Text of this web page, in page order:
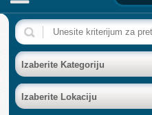
NASLOVNA
BAZA FIRMI
POSLOVNI OGLASI
Izaberite Kategoriju
Izaberite Lokaciju